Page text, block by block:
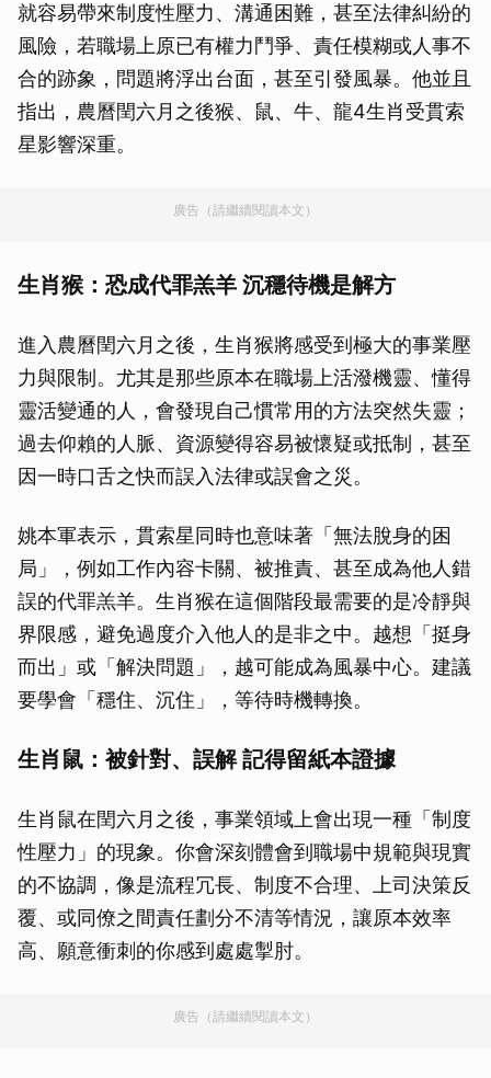
就容易帶來制度性壓力、溝通困難，甚至法律糾紛的
風險，若職場上原已有權力鬥爭、責任模糊或人事不
合的跡象，問題將浮出台面，甚至引發風暴。他並且
指出，農曆閏六月之後猴、鼠、牛、龍4生肖受貫索
星影響深重。
廣告（請繼續閱讀本文）
生肖猴：恐成代罪羔羊 沉穩待機是解方
進入農曆閏六月之後，生肖猴將感受到極大的事業壓
力與限制。尤其是那些原本在職場上活潑機靈、懂得
靈活變通的人，會發現自己慣常用的方法突然失靈；
過去仰賴的人脈、資源變得容易被懷疑或抵制，甚至
因一時口舌之快而誤入法律或誤會之災。
姚本軍表示，貫索星同時也意味著「無法脫身的困
局」，例如工作內容卡關、被推責、甚至成為他人錯
誤的代罪羔羊。生肖猴在這個階段最需要的是冷靜與
界限感，避免過度介入他人的是非之中。越想「挺身
而出」或「解決問題」，越可能成為風暴中心。建議
要學會「穩住、沉住」，等待時機轉換。
生肖鼠：被針對、誤解 記得留紙本證據
生肖鼠在閏六月之後，事業領域上會出現一種「制度
性壓力」的現象。你會深刻體會到職場中規範與現實
的不協調，像是流程冗長、制度不合理、上司決策反
覆、或同僚之間責任劃分不清等情況，讓原本效率
高、願意衝刺的你感到處處掣肘。
廣告（請繼續閱讀本文）